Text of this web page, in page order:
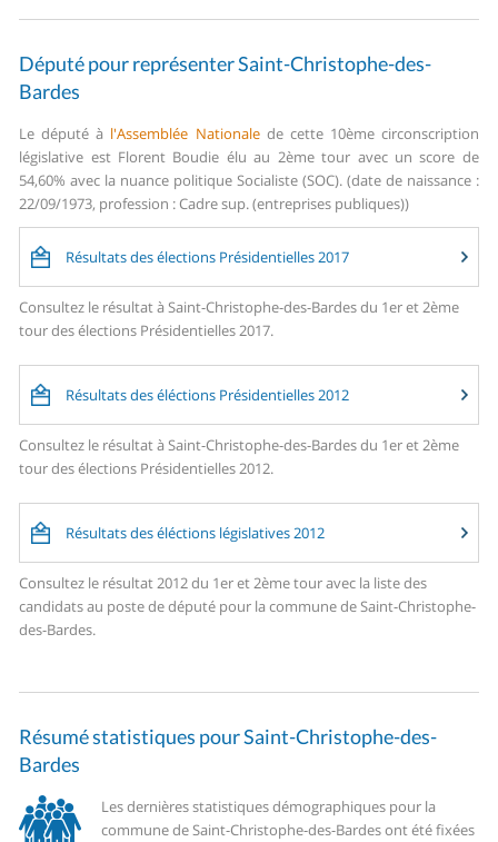
Député pour représenter Saint-Christophe-des-
Bardes
Le député à l'Assemblée Nationalede cette 10ème circonscription
législative est Florent Boudie élu au 2ème tour avec un score de
54,60% avec la nuance politique Socialiste (SOC). (date de naissance :
22/09/1973, profession : Cadre sup. (entreprises publiques))
Résultats des élections Présidentielles 2017
Consultez le résultat à Saint-Christophe-des-Bardes du 1er et 2ème
tour des élections Présidentielles 2017.
Résultats des éléctions Présidentielles 2012
Consultez le résultat à Saint-Christophe-des-Bardes du 1er et 2ème
tour des élections Présidentielles 2012.
Résultats des éléctions législatives 2012
Consultez le résultat 2012 du 1er et 2ème tour avec la liste des
candidats au poste de député pour la commune de Saint-Christophe-
des-Bardes.
Résumé statistiques pour Saint-Christophe-des-
Bardes
Les dernières statistiques démographiques pour la
commune de Saint-Christophe-des-Bardes ont été fixées